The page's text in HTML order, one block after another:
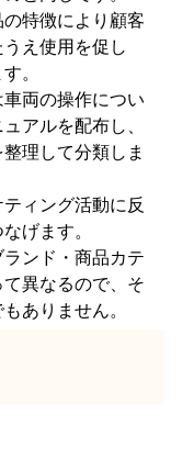
特徴により顧客
え使用を促し
。
両の操作につい
アルを配布し、
理して分類しま
ィング活動に反
げます。
ンド・商品カテ
異なるので、そ
ありません。